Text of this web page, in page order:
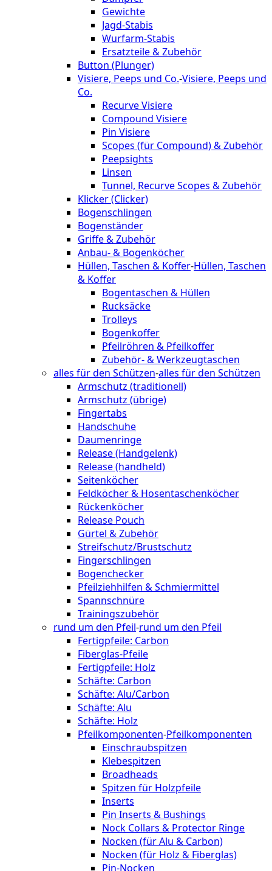
Gewichte
Jagd-Stabis
Wurfarm-Stabis
Ersatzteile & Zubehör
Button (Plunger)
Visiere, Peeps und Co.-Visiere, Peeps und
Co.
Recurve Visiere
Compound Visiere
Pin Visiere
Scopes (für Compound) & Zubehör
Peepsights
Linsen
Tunnel, Recurve Scopes & Zubehör
Klicker (Clicker)
Bogenschlingen
Bogenständer
Griffe & Zubehör
Anbau- & Bogenköcher
Hüllen, Taschen & Koffer-Hüllen, Taschen
& Koffer
Bogentaschen & Hüllen
Rucksäcke
Trolleys
Bogenkoffer
Pfeilröhren & Pfeilkoffer
Zubehör- & Werkzeugtaschen
alles für den Schützen-alles für den Schützen
Armschutz (traditionell)
Armschutz (übrige)
Fingertabs
Handschuhe
Daumenringe
Release (Handgelenk)
Release (handheld)
Seitenköcher
Feldköcher & Hosentaschenköcher
Rückenköcher
Release Pouch
Gürtel & Zubehör
Streifschutz/Brustschutz
Fingerschlingen
Bogenchecker
Pfeilziehhilfen & Schmiermittel
Spannschnüre
Trainingszubehör
rund um den Pfeil-rund um den Pfeil
Fertigpfeile: Carbon
Fiberglas-Pfeile
Fertigpfeile: Holz
Schäfte: Carbon
Schäfte: Alu/Carbon
Schäfte: Alu
Schäfte: Holz
Pfeilkomponenten-Pfeilkomponenten
Einschraubspitzen
Klebespitzen
Broadheads
Spitzen für Holzpfeile
Inserts
Pin Inserts & Bushings
Nock Collars & Protector Ringe
Nocken (für Alu & Carbon)
Nocken (für Holz & Fiberglas)
Pin-Nocken